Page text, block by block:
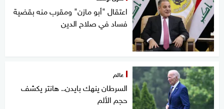
اعتقال "أبو مازن" ومقرب منه بقضية
فساد في صلاح الدين
عالم
السرطان ينهك بايدن.. هانتر يكشف
حجم الألم